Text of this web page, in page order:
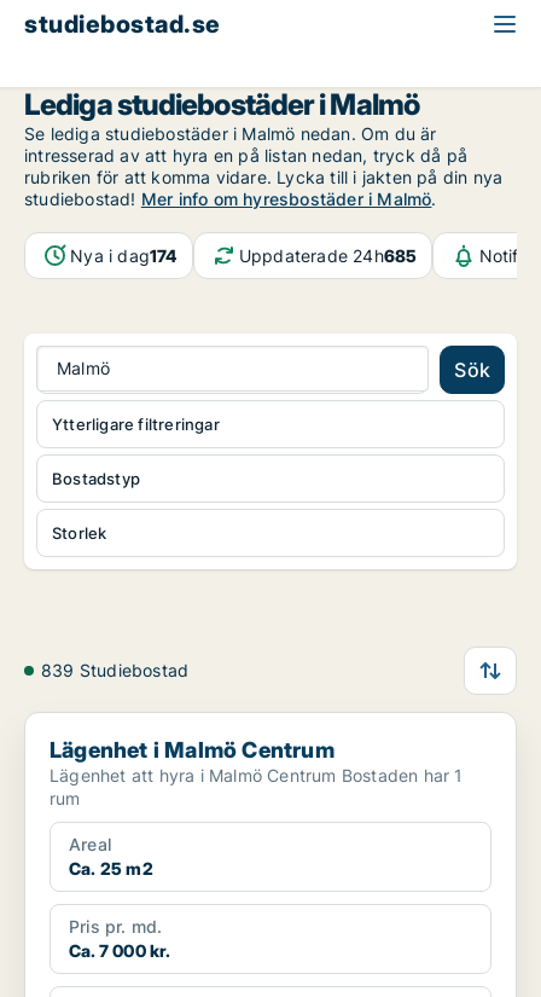
studiebostad.se
Lediga studiebostäder i Malmö
Se lediga studiebostäder i Malmö nedan. Om du är
intresserad av att hyra en på listan nedan, tryck då på
rubriken för att komma vidare. Lycka till i jakten på din nya
studiebostad! Mer info om hyresbostäder i Malmö.
Nya i dag174 Uppdaterade 24h685
Malmö Sök
Bostadstyp
Storlek
Ytterligare filtreringar
839 Studiebostad
Lägenhet i Malmö Centrum
Lägenhet i Malmö Centrum
Lägenhet att hyra i Malmö Centrum Bostaden har 1
rum
Areal
Ca. 25 m2
Pris pr. md.
Ca. 7 000 kr.